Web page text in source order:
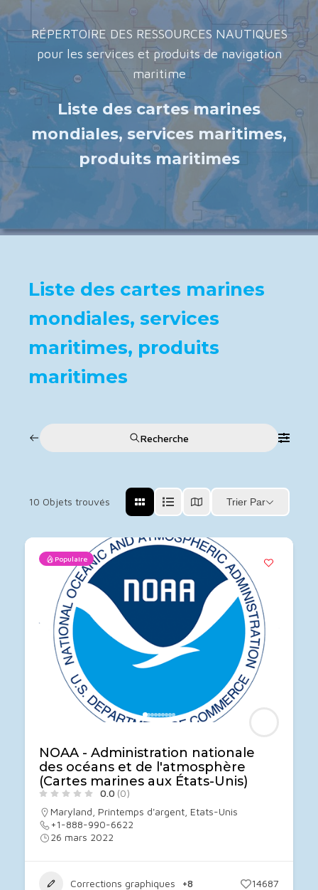
RÉPERTOIRE DES RESSOURCES NAUTIQUES
pour les services et produits de navigation
maritime
Liste des cartes marines
mondiales, services maritimes,
produits maritimes
Liste des cartes marines
mondiales, services
maritimes, produits
maritimes
Recherche
10 Objets trouvés Trier Par
Populaire
NOAA - Administration nationale
des océans et de l'atmosphère
(Cartes marines aux États-Unis)
0.0 (0)
Maryland Printemps d'argent Etats-Unis
+1-888-990-6622
26 mars 2022
Corrections graphiques +8 14687